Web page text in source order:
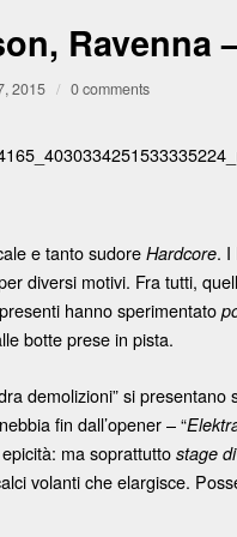
Ravenna
2015 / 0 comments
e tanto sudoreHardcore. I
diversi motivi. Fra tutti,
hanno sperimentato
botte prese in pista.
demolizioni” si
fin dall’opener – “
ma soprattutto stage
volanti che elargisce.